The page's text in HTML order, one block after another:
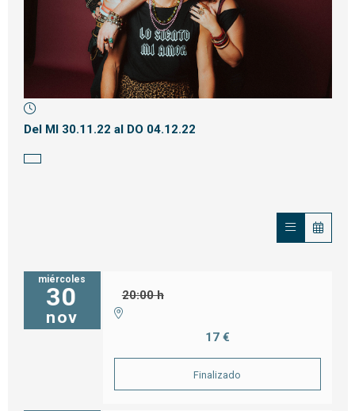
Diapositiva 1 de 1
Del MI 30.11.22 al DO 04.12.22
miércoles
30
nov
20:00 h
17 €
Finalizado